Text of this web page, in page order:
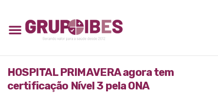
HOSPITAL PRIMAVERA agora tem
certificação Nível 3 pela ONA